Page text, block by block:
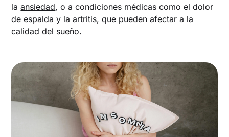
laansiedad, o a condiciones médicas como el dolor
de espalda y la artritis, que pueden afectar a la
calidad del sueño.